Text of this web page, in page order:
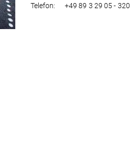
Telefon: +49 89 3 29 05 - 320